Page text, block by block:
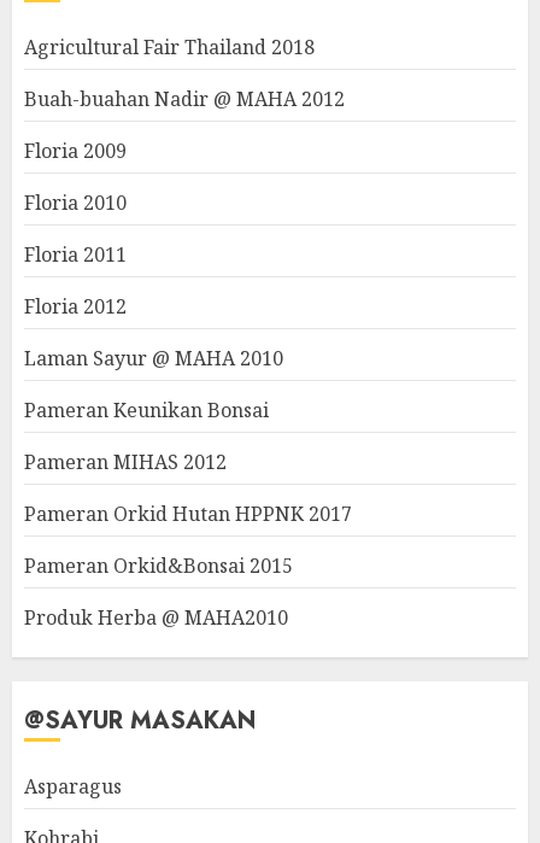
Agricultural Fair Thailand 2018
Buah-buahan Nadir @ MAHA 2012
Floria 2009
Floria 2010
Floria 2011
Floria 2012
Laman Sayur @ MAHA 2010
Pameran Keunikan Bonsai
Pameran MIHAS 2012
Pameran Orkid Hutan HPPNK 2017
Pameran Orkid&Bonsai 2015
Produk Herba @ MAHA2010
@SAYUR MASAKAN
Asparagus